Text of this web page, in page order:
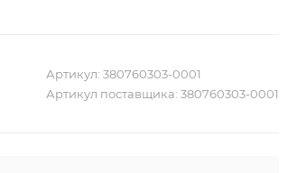
Артикул: 380760303-0001
Артикул поставщика: 380760303-0001